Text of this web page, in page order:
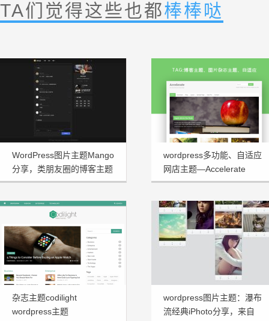
TA们觉得这些也都棒棒哒
WordPress图片主题Mango
分享，类朋友圈的博客主题
wordpress多功能、自适应
网店主题—Accelerate
1.3.2
杂志主题codilight
wordpress主题
wordpress图片主题：瀑布
流经典iPhoto分享，来自